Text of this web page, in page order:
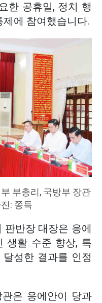
한 공휴일, 정치 행
에 참여했습니다.
부총리, 국방부 장관
: 쫑득
판반장 대장은 응에
생활 수준 향상, 특
성한 결과를 인정
은 응에안이 당과